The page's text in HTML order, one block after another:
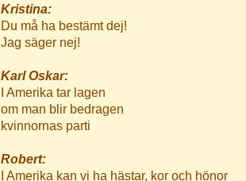
Kristina:
Du må ha bestämt dej!
Jag säger nej!
Karl Oskar:
I Amerika tar lagen
om man blir bedragen
kvinnornas parti
Robert:
I Amerika kan vi ha hästar, kor och hönor